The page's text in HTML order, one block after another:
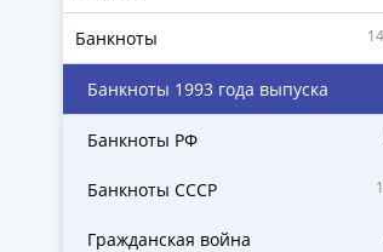
Банкноты
Банкноты 1993 года выпуска
Банкноты РФ
Банкноты СССР
Гражданская война